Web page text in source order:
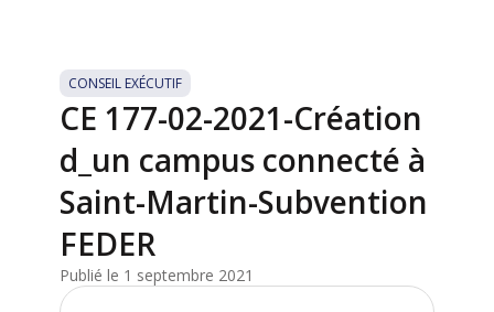
CONSEIL EXÉCUTIF
CE 177-02-2021-Création
d_un campus connecté à
Saint-Martin-Subvention
FEDER
Publié le 1 septembre 2021